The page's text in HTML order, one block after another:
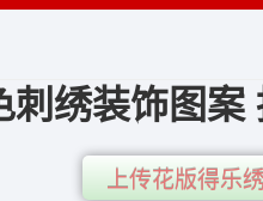
刺绣装饰图案
上传花版得乐